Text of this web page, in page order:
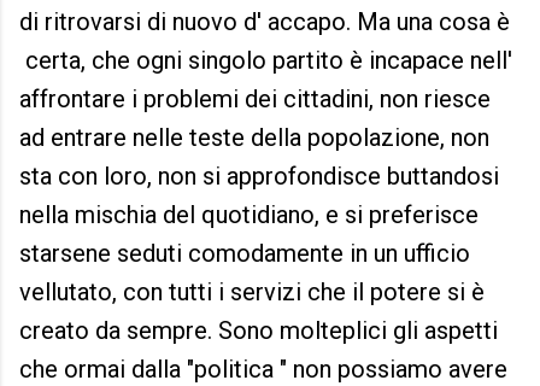
di ritrovarsi di nuovo d' accapo. Ma una cosa è
certa, che ogni singolo partito è incapace nell'
affrontare i problemi dei cittadini, non riesce
ad entrare nelle teste della popolazione, non
sta con loro, non si approfondisce buttandosi
nella mischia del quotidiano, e si preferisce
starsene seduti comodamente in un ufficio
vellutato, con tutti i servizi che il potere si è
creato da sempre. Sono molteplici gli aspetti
che ormai dalla "politica " non possiamo avere